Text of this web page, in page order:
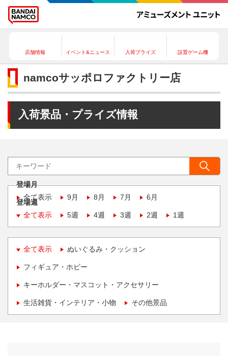
店舗情報 イベント&ニュース 入荷プライズ 設置ゲーム機
namcoサッポロファクトリー店
入荷景品・プライズ情報
登場月
全て表示
9月 8月 7月 6月
登場週
全て表示
5週 4週 3週 2週 1週
全て表示 ぬいぐるみ・クッション
フィギュア・ホビー
キーホルダー・マスコット・アクセサリー
生活雑貨・インテリア・小物 その他景品